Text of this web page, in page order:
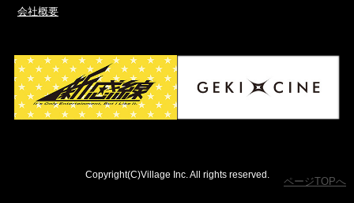
会社概要
Copyright(C)Village Inc. All rights reserved.
ページTOPへ